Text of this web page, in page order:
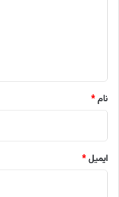
نام*
ایمیل*